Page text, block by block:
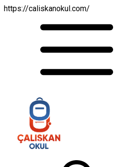
https://caliskanokul.com/